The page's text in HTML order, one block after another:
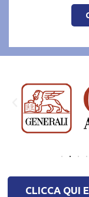
CLICCA QUI